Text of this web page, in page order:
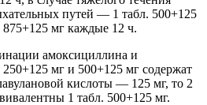
путей — 1 табл. 500+125
мг каждые 12 ч.
амоксициллина и
мг и 500+125 мг содержат
кислоты — 125 мг, то 2
1 табл. 500+125 мг.